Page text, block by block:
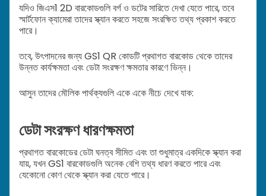
যদিও জিএস1 2D বারকোডগুলি বর্গ ও ডটের সারিতে দেখা যেতে পারে, তবে
স্মার্টফোন ক্যামেরা তাদের স্ক্যান করতে সহজে সংরক্ষিত তথ্য প্রকাশ করতে
পারে।
তবে, উৎপাদনের জন্য GS1 QR কোডটি প্রথাগত বারকোড থেকে তাদের
উন্নত কার্যক্ষমতা এবং ডেটা সংরক্ষণ ক্ষমতার কারণে ভিন্ন।
আসুন তাদের মৌলিক পার্থক্যগুলি একে একে নীচে দেখে যাক:
ডেটা সংরক্ষণ ধারণক্ষমতা
প্রথাগত বারকোডের ডেটা ঘনত্ব সীমিত এবং তা শুধুমাত্র একদিকে স্ক্যান করা
যায়, যখন GS1 বারকোডগুলি অনেক বেশি তথ্য ধারণ করতে পারে এবং
যেকোনো কোণ থেকে স্ক্যান করা যেতে পারে।